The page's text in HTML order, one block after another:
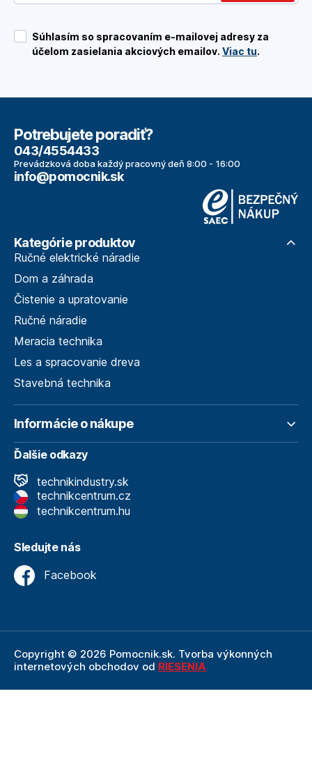
Súhlasím so spracovaním e-mailovej adresy za
účelom zasielania akciových emailov. Viac tu.
Potrebujete poradiť?
043/4554433
Prevádzková doba každý pracovný deň 8:00 - 16:00
info@pomocnik.sk
Kategórie produktov
Ručné elektrické náradie
Dom a záhrada
Čistenie a upratovanie
Ručné náradie
Meracia technika
Les a spracovanie dreva
Stavebná technika
Informácie o nákupe
Ďalšie odkazy
technikindustry.sk
technikcentrum.cz
technikcentrum.hu
Sledujte nás
Facebook
Copyright © 2026 Pomocnik.sk. Tvorba výkonných
internetových obchodov od RIESENIA